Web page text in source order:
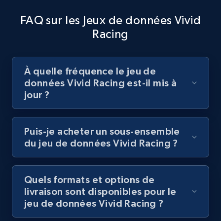
FAQ sur les Jeux de données Vivid
Racing
À quelle fréquence le jeu de
données Vivid Racing est-il mis à
jour ?
Puis-je acheter un sous-ensemble
du jeu de données Vivid Racing ?
Quels formats et options de
livraison sont disponibles pour le
jeu de données Vivid Racing ?